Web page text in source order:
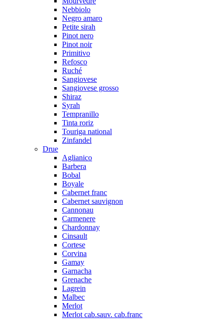
Nebbiolo
Negro amaro
Petite sirah
Pinot nero
Pinot noir
Primitivo
Refosco
Ruché
Sangiovese
Sangiovese grosso
Shiraz
Syrah
Tempranillo
Tinta roriz
Touriga national
Zinfandel
Drue
Aglianico
Barbera
Bobal
Boyale
Cabernet franc
Cabernet sauvignon
Cannonau
Carmenere
Chardonnay
Cinsault
Cortese
Corvina
Gamay
Garnacha
Grenache
Lagrein
Malbec
Merlot
Merlot cab.sauv. cab.franc